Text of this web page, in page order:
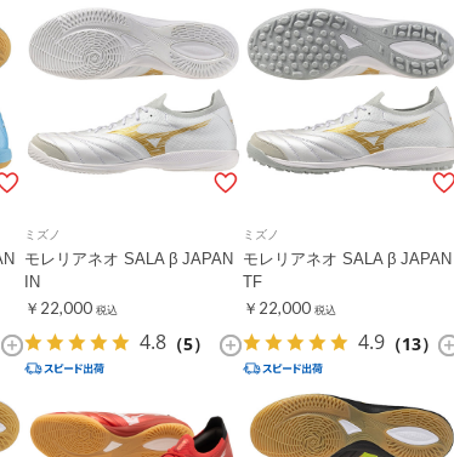
ミズノ
モレリアネオ SALA β JAPAN
IN
￥22,000 税込
4.8 （5）
ミズノ
モレリアネオ SALA β JAPAN
TF
￥22,000 税込
4.9 （13）